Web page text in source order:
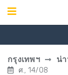
กรุงเทพฯ น่
ศ., 14/08